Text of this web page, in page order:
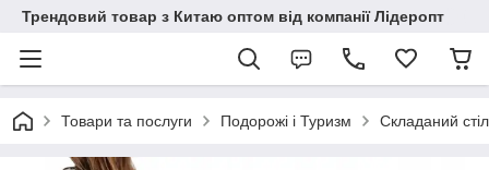
Трендовий товар з Китаю оптом від компанії Лідеропт
Товари та послуги Подорожі і Туризм Складаний